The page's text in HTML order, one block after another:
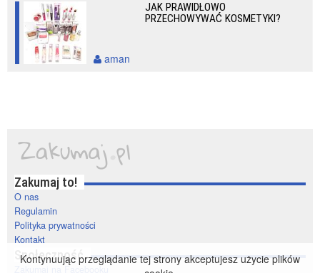
JAK PRAWIDŁOWO
PRZECHOWYWAĆ KOSMETYKI?
aman
Zakumaj to!
O nas
Regulamin
Polityka prywatności
Kontakt
Społeczność
Zakumaj na Facebooku
Kontynuując przeglądanie tej strony akceptujesz użycie plików